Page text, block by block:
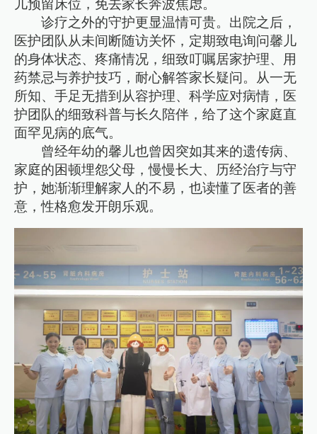
儿预留床位，免去家长奔波焦虑。
诊疗之外的守护更显温情可贵。出院之后，
医护团队从未间断随访关怀，定期致电询问馨儿
的身体状态、疼痛情况，细致叮嘱居家护理、用
药禁忌与养护技巧，耐心解答家长疑问。从一无
所知、手足无措到从容护理、科学应对病情，医
护团队的细致科普与长久陪伴，给了这个家庭直
面罕见病的底气。
曾经年幼的馨儿也曾因突如其来的遗传病、
家庭的困顿埋怨父母，慢慢长大、历经治疗与守
护，她渐渐理解家人的不易，也读懂了医者的善
意，性格愈发开朗乐观。